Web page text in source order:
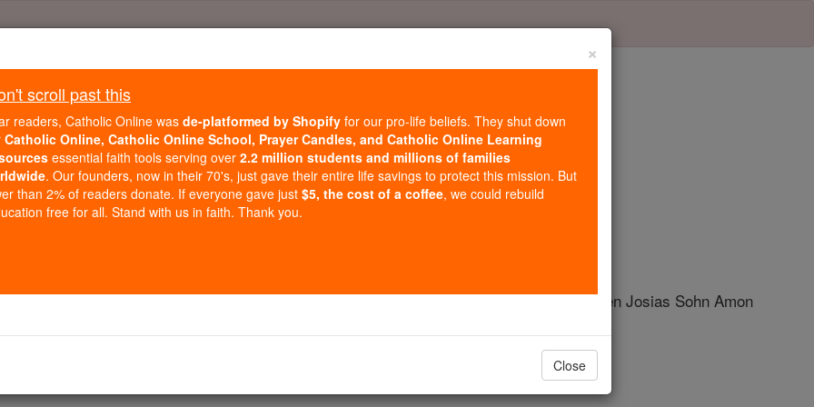
Daily Reading for Thursday, October ...
of the Rosary
Zephanja - Kapitel 1
Zephanja Sohn Cushi, Sohn von Gedaliah, Sohn Amarjas, Sohn des Hiskia in den Tagen Josias Sohn Amon
×
scroll past this
readers, Catholic Online was de-platformed by Shopify for our pro-life beliefs. They shut down
Catholic Online, Catholic Online School, Prayer Candles, and Catholic Online Learning
essential faith tools serving over 2.2 million students and millions of families
. Our founders, now in their 70's, just gave their entire life savings to protect this mission. But
than 2% of readers donate. If everyone gave just $5, the cost of a coffee, we could rebuild
free for all. Stand with us in faith. Thank you.
Close